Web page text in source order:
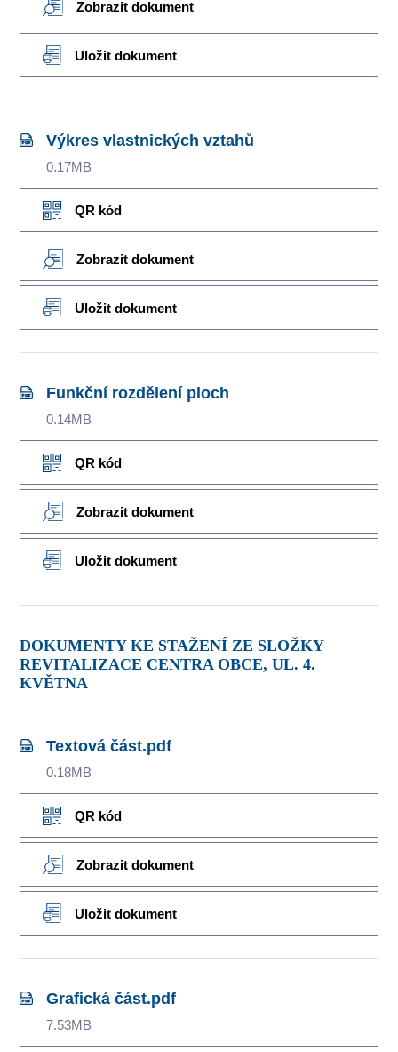
Zobrazit dokument
Uložit dokument
Výkres vlastnických vztahů
0.17MB
QR kód
Zobrazit dokument
Uložit dokument
Funkční rozdělení ploch
0.14MB
QR kód
Zobrazit dokument
Uložit dokument
DOKUMENTY KE STAŽENÍ ZE SLOŽKY
REVITALIZACE CENTRA OBCE, UL. 4.
KVĚTNA
Textová část.pdf
0.18MB
QR kód
Zobrazit dokument
Uložit dokument
Grafická část.pdf
7.53MB